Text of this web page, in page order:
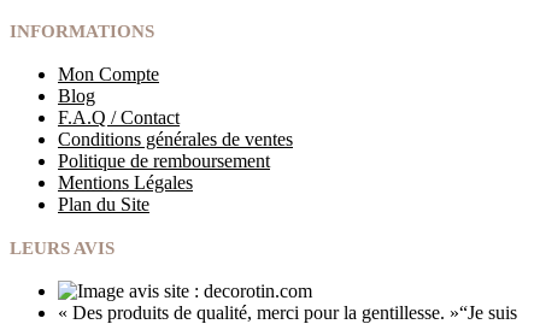
INFORMATIONS
Mon Compte
Blog
F.A.Q / Contact
Conditions générales de ventes
Politique de remboursement
Mentions Légales
Plan du Site
LEURS AVIS
« Des produits de qualité, merci pour la gentillesse. »“Je suis